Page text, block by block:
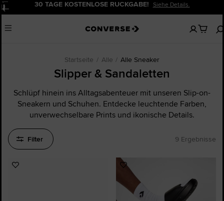
Pause 30 TAGE KOSTENLOSE RÜCKGABE! Siehe Details.
Menu
Keine
artikel
Startseite Alle Alle Sneaker
Slipper & Sandaletten
Schlüpf hinein ins Alltagsabenteuer mit unseren Slip-on-
Sneakern und Schuhen. Entdecke leuchtende Farben,
unverwechselbare Prints und ikonische Details.
Filter 9 Ergebnisse
Zu
Zu
Favoriten
hinzufügen